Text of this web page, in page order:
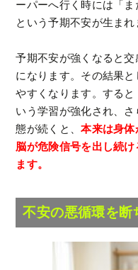
ーパーへ行く時には「ま
という予期不安が生まれ
予期不安が強くなると
になります。その結果
やすくなります。する
いう学習が強化され、
態が続くと、本来は身体
脳が危険信号を出し続
ます。
不安の悪循環を断